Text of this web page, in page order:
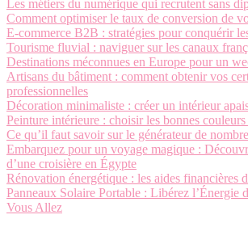
Les métiers du numérique qui recrutent sans
Comment optimiser le taux de conversion de
E-commerce B2B : stratégies pour conquérir
Tourisme fluvial : naviguer sur les canaux
Destinations méconnues en Europe pour un
Artisans du bâtiment : comment obtenir vos
professionnelles
Décoration minimaliste : créer un intérieur
Peinture intérieure : choisir les bonnes
Ce qu’il faut savoir sur le générateur de
Embarquez pour un voyage magique :
d’une croisière en Égypte
Rénovation énergétique : les aides financières
Panneaux Solaire Portable : Libérez l’Énergie
Vous Allez